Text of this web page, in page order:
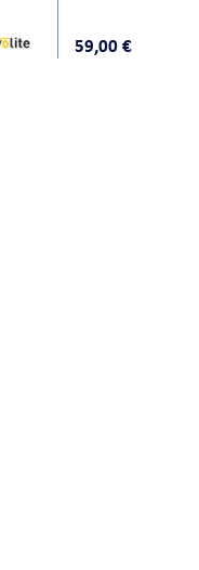
59,00 €